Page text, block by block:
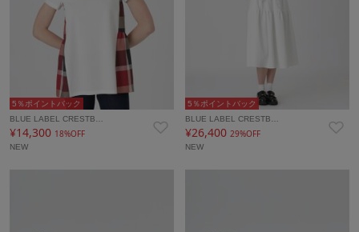
5％ポイントバック
BLUE LABEL CRESTB…
¥14,300 18%OFF
NEW
5％ポイントバック
BLUE LABEL CRESTB…
¥26,400 29%OFF
NEW